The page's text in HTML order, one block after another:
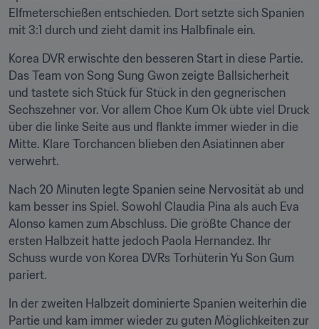
Elfmeterschießen entschieden. Dort setzte sich Spanien
mit 3:1 durch und zieht damit ins Halbfinale ein.
Korea DVR erwischte den besseren Start in diese Partie.
Das Team von Song Sung Gwon zeigte Ballsicherheit
und tastete sich Stück für Stück in den gegnerischen
Sechszehner vor. Vor allem Choe Kum Ok übte viel Druck
über die linke Seite aus und flankte immer wieder in die
Mitte. Klare Torchancen blieben den Asiatinnen aber
verwehrt.
Nach 20 Minuten legte Spanien seine Nervosität ab und
kam besser ins Spiel. Sowohl Claudia Pina als auch Eva
Alonso kamen zum Abschluss. Die größte Chance der
ersten Halbzeit hatte jedoch Paola Hernandez. Ihr
Schuss wurde von Korea DVRs Torhüterin Yu Son Gum
pariert.
In der zweiten Halbzeit dominierte Spanien weiterhin die
Partie und kam immer wieder zu guten Möglichkeiten zur